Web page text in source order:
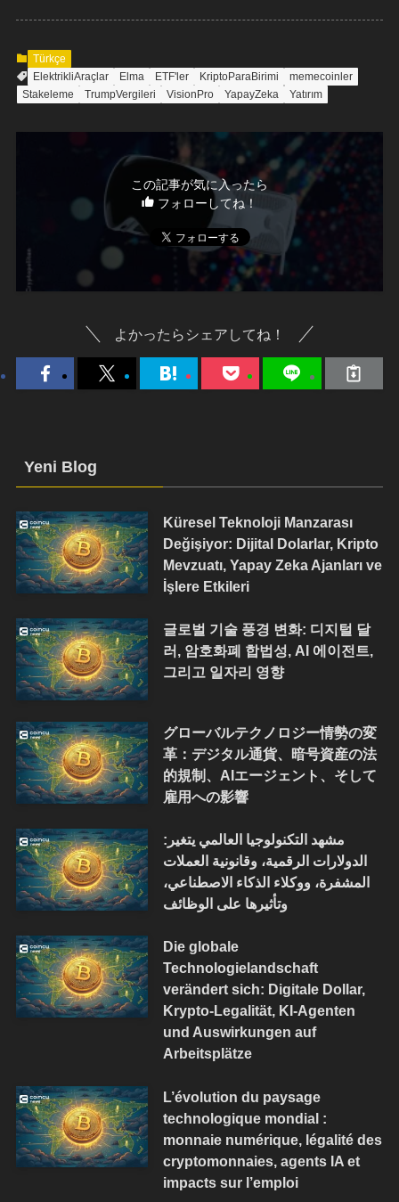
Türkçe
ElektrikliAraçlar
Elma ETF'ler KriptoParaBirimi
memecoinler
Stakeleme
TrumpVergileri VisionPro YapayZeka Yatırım
この記事が気に入ったら
フォローしてね！
よかったらシェアしてね！
Yeni Blog
Küresel Teknoloji Manzarası
Değişiyor: Dijital Dolarlar, Kripto
Mevzuatı, Yapay Zeka Ajanları ve
İşlere Etkileri
글로벌 기술 풍경 변화: 디지털 달
러, 암호화폐 합법성, AI 에이전트,
그리고 일자리 영향
グローバルテクノロジー情勢の変
革：デジタル通貨、暗号資産の法
的規制、AIエージェント、そして
雇用への影響
مشهد التكنولوجيا العالمي يتغير:
الدولارات الرقمية، وقانونية العملات
المشفرة، ووكلاء الذكاء الاصطناعي،
وتأثيرها على الوظائف
Die globale
Technologielandschaft
verändert sich: Digitale Dollar,
Krypto-Legalität, KI-Agenten
und Auswirkungen auf
Arbeitsplätze
L’évolution du paysage
technologique mondial :
monnaie numérique, légalité des
cryptomonnaies, agents IA et
impacts sur l’emploi